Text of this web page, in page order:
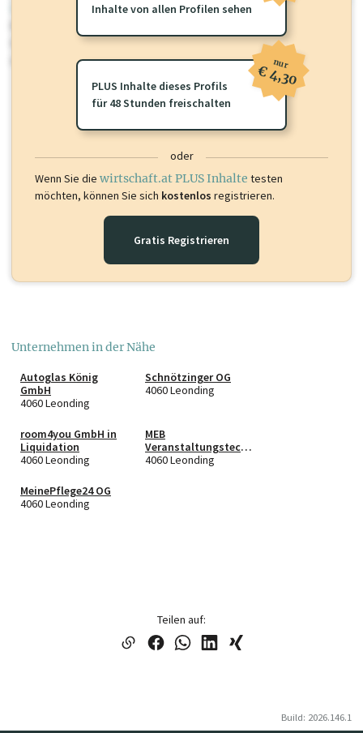
wirtschaft.at PLUS
Sie momentan nicht einsehen können. Schalten Sie dieses Profil frei
oder loggen Sie sich ein um diese Inhalte zu sehen.
Inhalte von allen Profilen sehen
PLUS Inhalte dieses Profils
für 48 Stunden freischalten
nur
€ 4,30
oder
Wenn Sie die wirtschaft.at PLUS Inhalte testen
möchten, können Sie sich kostenlos registrieren.
Gratis Registrieren
Unternehmen in der Nähe
Autoglas König
GmbH
4060 Leonding
Schnötzinger OG
4060 Leonding
room4you GmbH in
Liquidation
4060 Leonding
MEB
Veranstaltungstech
nik GmbH
4060 Leonding
MeinePflege24 OG
4060 Leonding
Teilen auf:
Build: 2026.146.1